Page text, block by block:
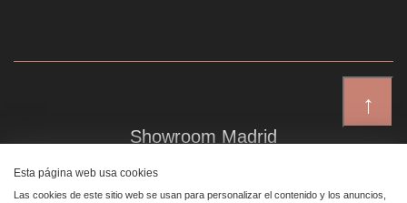
↑
Showroom Madrid
Plaza de Canalejas 6, 4 izq
Centro, 28014 Madrid
Esta página web usa cookies
Las cookies de este sitio web se usan para personalizar el contenido y los anuncios,